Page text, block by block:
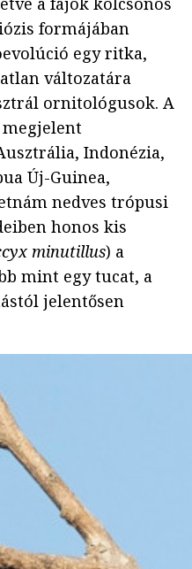
formájában
egy ritka,
változatára
ornitológusok. A
megjelent
Indonézia,
Új-Guinea,
nedves trópusi
honos kis
minutillus) a
mint egy tucat, a
jelentősen